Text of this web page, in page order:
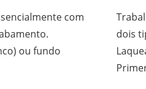
com
ou fundo
dois